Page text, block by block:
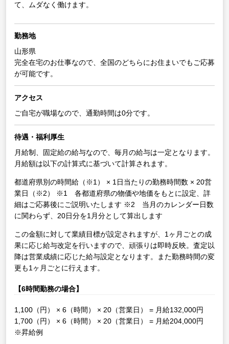
て、ムダなく働けます。
勤務地
山形県
完全在宅のお仕事なので、全国のどちらにお住まいでもご応募
が可能です。
アクセス
ご自宅が職場なので、通勤時間は0分です。
待遇・福利厚生
月給制、固定給の給与なので、毎月の給与は一定となります。
月給額は以下の計算式に基づいて計算されます。
都道府県別の時間給（※1） × 1日当たりの勤務時間数 × 20営
業日（※2）
※1 各都道府県の物価や地価をもとに設定、詳
細はご応募後にご説明いたします ※2 当月のカレンダー日数
に関わらず、20日分を1月分として算出します
この金額に対して業績目標が設定されますが、1ヶ月ごとの成
果に応じ給与改定を行いますので、頑張りは即時反映。査定以
降は営業成績に応じた給与設定となります。また勤務時間の変
更も1ヶ月ごとに行えます。
【6時間勤務の場合】
1,100（円） × 6（時間） × 20（営業日） = 月給132,000円
1,700（円） × 6（時間） × 20（営業日） = 月給204,000円
※昇給例